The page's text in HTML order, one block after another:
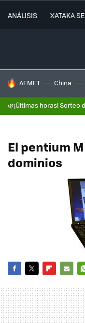
ANÁLISIS XATAKA
HOY SE HABLA DE
AEMET China
🌿¡Últimas horas!
El pentium
dominios
MAIL